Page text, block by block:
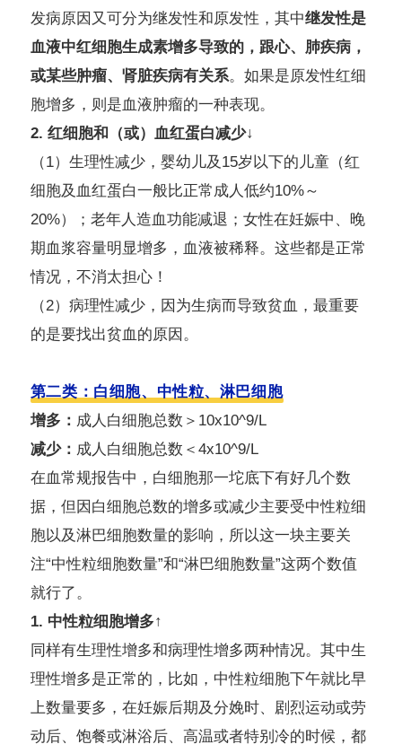
发病原因又可分为继发性和原发性，其中继发性是
血液中红细胞生成素增多导致的，跟心、肺疾病，
或某些肿瘤、肾脏疾病有关系。如果是原发性红细
胞增多，则是血液肿瘤的一种表现。
2. 红细胞和（或）血红蛋白减少↓
（1）生理性减少，婴幼儿及15岁以下的儿童（红
细胞及血红蛋白一般比正常成人低约10%～
20%）；老年人造血功能减退；女性在妊娠中、晚
期血浆容量明显增多，血液被稀释。这些都是正常
情况，不消太担心！
（2）病理性减少，因为生病而导致贫血，最重要
的是要找出贫血的原因。
第二类：白细胞、中性粒、淋巴细胞
增多： 成人白细胞总数＞10x10^9/L
减少： 成人白细胞总数＜4x10^9/L
在血常规报告中，白细胞那一坨底下有好几个数
据，但因白细胞总数的增多或减少主要受中性粒细
胞以及淋巴细胞数量的影响，所以这一块主要关
注“中性粒细胞数量”和“淋巴细胞数量”这两个数值
就行了。
1. 中性粒细胞增多↑
同样有生理性增多和病理性增多两种情况。其中生
理性增多是正常的，比如，中性粒细胞下午就比早
上数量要多，在妊娠后期及分娩时、剧烈运动或劳
动后、饱餐或淋浴后、高温或者特别冷的时候，都